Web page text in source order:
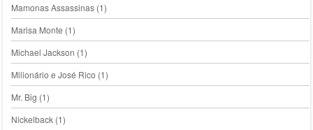
Mamonas Assassinas(1)
Marisa Monte (1)
Michael Jackson (1)
Milionário e José Rico (1)
Mr. Big (1)
Nickelback(1)